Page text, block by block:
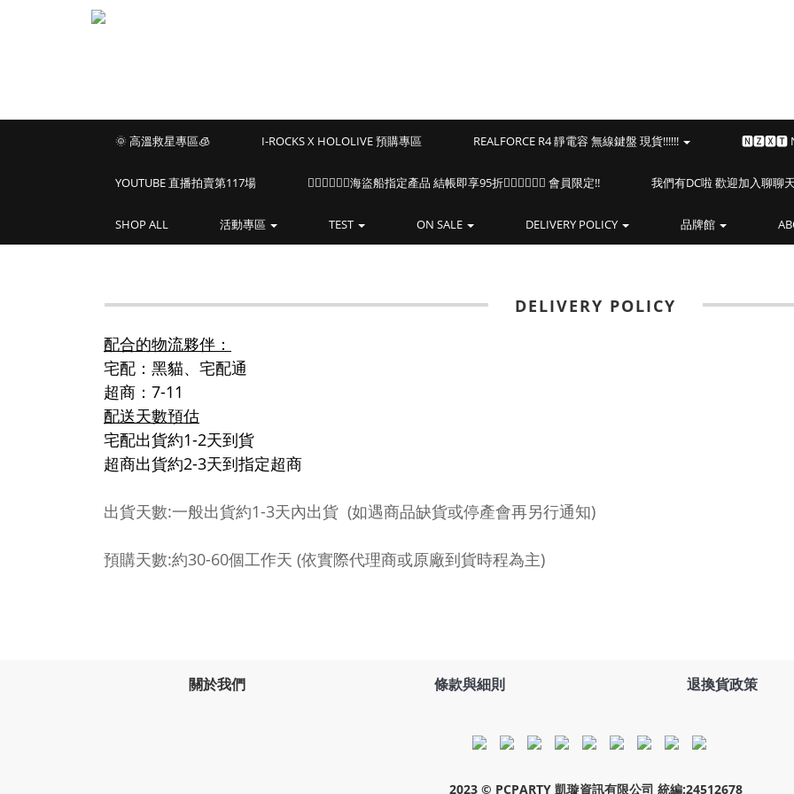
🌞 高溫救星專區🧊 I-ROCKS X HOLOLIVE 預購專區 REALFORCE R4 靜電容 無線鍵盤 現貨!!!!!! 🅽🆉🆇🆃
YOUTUBE 直播拍賣第117場 🏴‍☠️🏴‍☠️🏴‍☠️海盜船指定產品 結帳即享95折🏴‍☠️🏴‍☠️🏴‍☠️ 會員限定!! 我們有DC啦 歡迎加入聊聊
SHOP ALL 活動專區 TEST ON SALE DELIVERY POLICY 品牌館
DELIVERY POLICY
配合的物流夥伴：
宅配：黑貓、宅配通
超商：7-11
配送天數預估
宅配出貨約1-2天到貨
超商出貨約2-3天到指定超商
出貨天數:一般出貨約1-3天內出貨 (如遇商品缺貨或停產會再另行通知)
預購天數:約30-60個工作天 (依實際代理商或原廠到貨時程為主)
關於我們 條款與細則 退換貨政策
2023 © PCPARTY 凱璇資訊有限公司 統編:24512678